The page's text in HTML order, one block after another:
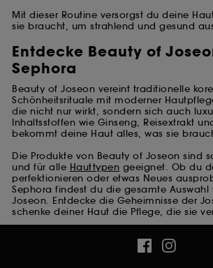
Mit dieser Routine versorgst du deine
sie braucht, um strahlend und gesund
Entdecke Beauty of
Sephora
Beauty of Joseon vereint traditionelle
Schönheitsrituale mit moderner
die nicht nur wirkt, sondern sich auch
Inhaltsstoffen wie Ginseng, Reisextrakt
bekommt deine Haut alles, was sie
Die Produkte von Beauty of Joseon sind
und für alle Hauttypen geeignet. Ob du
perfektionieren oder etwas Neues
Sephora findest du die gesamte Auswahl
Joseon. Entdecke die Geheimnisse der
schenke deiner Haut die Pflege, die sie